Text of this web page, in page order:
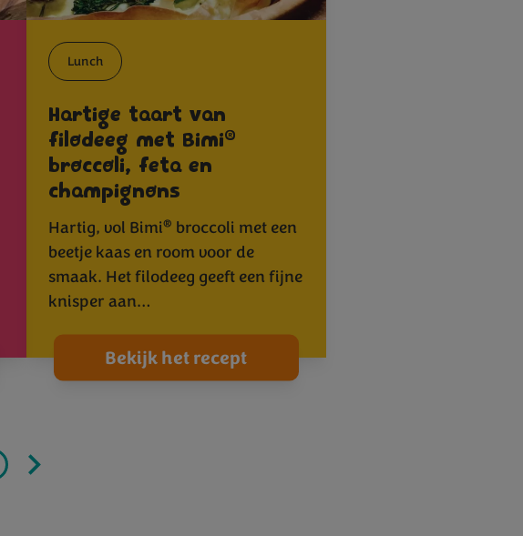
Lunch
Hartige taart van
filodeeg met Bimi®
broccoli, feta en
champignons
Hartig, vol Bimi® broccoli met een
beetje kaas en room voor de
smaak. Het filodeeg geeft een fijne
knisper aan…
Bekijk het recept
16